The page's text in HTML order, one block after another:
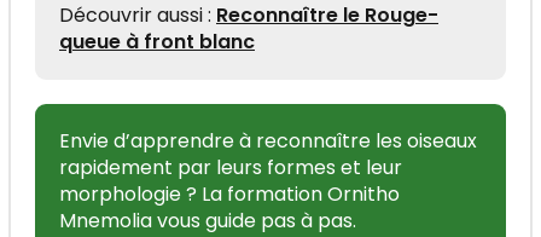
Découvrir aussi : Reconnaître le Rouge-
queue à front blanc
Envie d’apprendre à reconnaître les oiseaux
rapidement par leurs formes et leur
morphologie ? La formation Ornitho
Mnemolia vous guide pas à pas.